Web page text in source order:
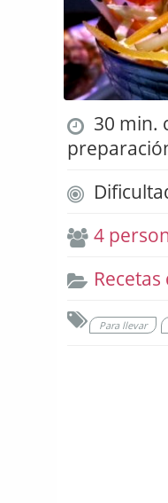
30 min.
4
Para llevar